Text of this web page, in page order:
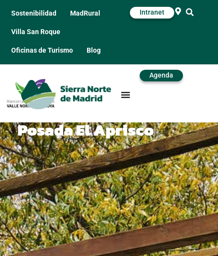
Sostenibilidad MadRural
Villa San Roque
Oficinas de Turismo Blog
Intranet
Agenda
Posada El Aprisco